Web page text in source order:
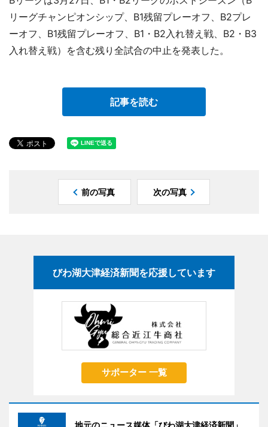
リーグチャンピオンシップ、B1残留プレーオフ、B2プレ
ーオフ、B1残留プレーオフ、B1・B2入れ替え戦、B2・B3
入れ替え戦）を含む残り全試合の中止を発表した。
記事を読む
前の写真 次の写真
びわ湖大津経済新聞を応援しています
サポーター 一覧